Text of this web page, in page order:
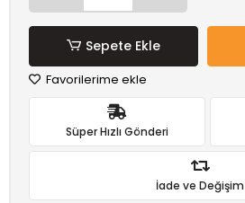
Sepete Ekle
Favorilerime ekle
Süper Hızlı Gönderi
İade ve Değişim